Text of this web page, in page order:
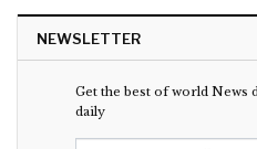
NEWSLETTER
Get the best of world
daily